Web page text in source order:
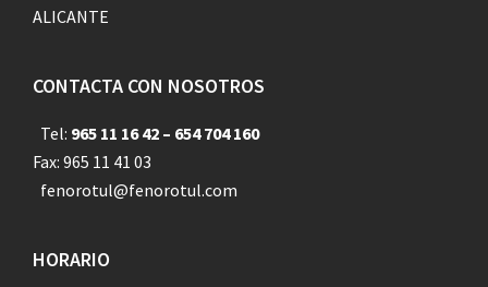
ALICANTE
CONTACTA CON NOSOTROS
Tel: 965 11 16 42 – 654 704 160
Fax: 965 11 41 03
fenorotul@fenorotul.com
HORARIO